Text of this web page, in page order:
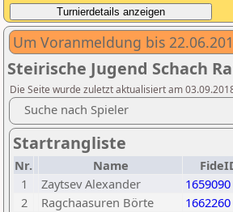
Um Voranmeldung bis
Steirische Jugend Schach
Die Seite wurde zuletzt aktualisiert am
Suche nach Spieler
Startrangliste
Nr. Name
1
Zaytsev Alexander 1659090
2
Ragchaasuren Börte 1662260